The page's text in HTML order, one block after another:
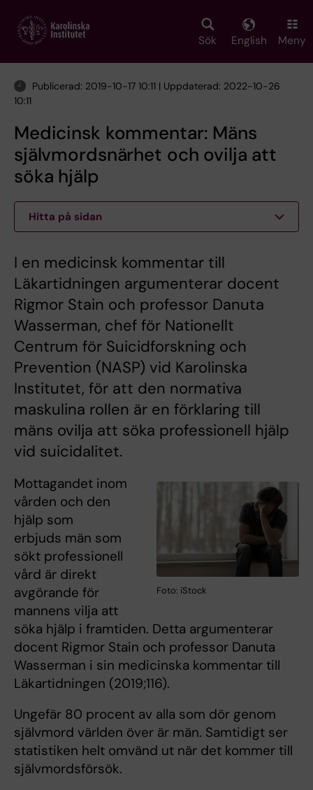
main
Sök English Meny
Publicerad: 2019-10-17 10:11 | Uppdaterad: 2022-10-26
10:11
Medicinsk kommentar: Mäns
självmordsnärhet och ovilja att
söka hjälp
Hitta på sidan
I en medicinsk kommentar till
Läkartidningen argumenterar docent
Rigmor Stain och professor Danuta
Wasserman, chef för Nationellt
Centrum för Suicidforskning och
Prevention (NASP) vid Karolinska
Institutet, för att den normativa
maskulina rollen är en förklaring till
mäns ovilja att söka professionell hjälp
vid suicidalitet.
Foto: iStock
Mottagandet inom
vården och den
hjälp som
erbjuds män som
sökt professionell
vård är direkt
avgörande för
mannens vilja att
söka hjälp i framtiden. Detta argumenterar
docent Rigmor Stain och professor Danuta
Wasserman i sin medicinska kommentar till
Läkartidningen (2019;116).
Ungefär 80 procent av alla som dör genom
självmord världen över är män. Samtidigt ser
statistiken helt omvänd ut när det kommer till
självmordsförsök.